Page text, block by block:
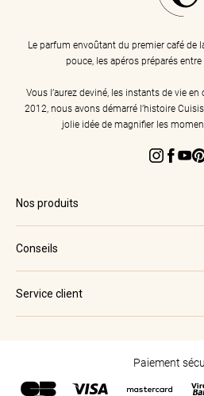
Le parfum envoûtant du premier café de
pouce, les apéros préparés
Vous l’aurez deviné, les instants de vie
2012, nous avons démarré l’histoire
jolie idée de magnifier les
Nos produits
Conseils
Service client
Paiement